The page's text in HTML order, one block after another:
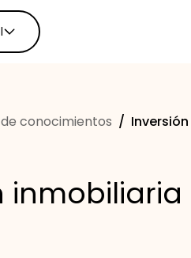
de conocimientos /